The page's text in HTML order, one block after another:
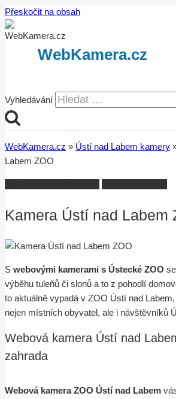
Přeskočit na obsah
WebKamera.cz
Vyhledávání
WebKamera.cz » Ústí nad Labem kamery
Labem ZOO
Kamera Ústí nad Labem
S webovými kamerami s Ústecké ZOO
výběhu tuleňů či slonů a to z pohodlí
to aktuálně vypadá v ZOO Ústí nad
nejen místních obyvatel, ale i návštěvníků
Webová kamera Ústí nad
zahrada
Webová kamera ZOO Ústí nad Labem